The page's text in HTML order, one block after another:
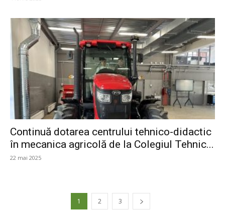
Continuă dotarea centrului tehnico-didactic
în mecanica agricolă de la Colegiul Tehnic...
22 mai 2025
1 2 3